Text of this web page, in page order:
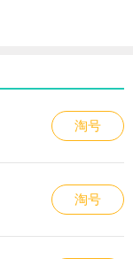
淘号
淘号